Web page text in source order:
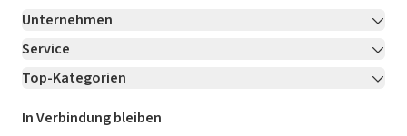
Unternehmen
Über LeasingMarkt.de
Karriere Jetzt bewerben!
Für Händler
Service
Kontakt
Ratgeber
Top-Kategorien
Leasing Deals
In Verbindung bleiben